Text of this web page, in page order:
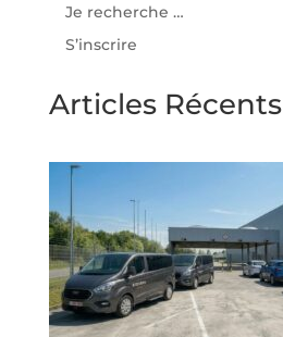
Je recherche …
S’inscrire
Articles Récents